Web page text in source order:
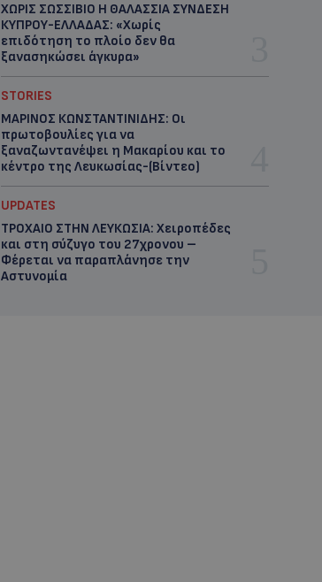
ΧΩΡΙΣ ΣΩΣΣΙΒΙΟ Η ΘΑΛΑΣΣΙΑ ΣΥΝΔΕΣΗ
ΚΥΠΡΟΥ-ΕΛΛΑΔΑΣ: «Χωρίς
επιδότηση το πλοίο δεν θα
ξανασηκώσει άγκυρα»
STORIES
ΜΑΡΙΝΟΣ ΚΩΝΣΤΑΝΤΙΝΙΔΗΣ: Οι
πρωτοβουλίες για να
ξαναζωντανέψει η Μακαρίου και το
κέντρο της Λευκωσίας-(Βίντεο)
UPDATES
ΤΡΟΧΑΙΟ ΣΤΗΝ ΛΕΥΚΩΣΙΑ: Χειροπέδες
και στη σύζυγο του 27χρονου –
Φέρεται να παραπλάνησε την
Αστυνομία